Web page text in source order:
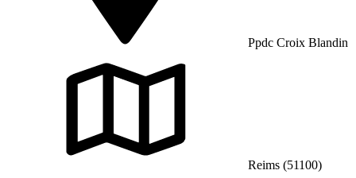
Ppdc Croix Blandin
Reims (51100)